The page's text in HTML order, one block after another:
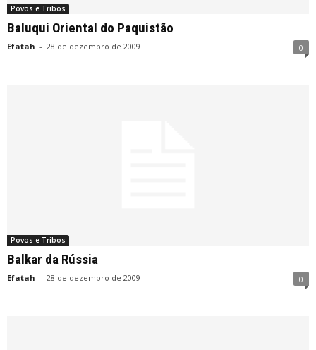
Povos e Tribos
Baluqui Oriental do Paquistão
Efatah - 28 de dezembro de 2009 0
Povos e Tribos
Balkar da Rússia
Efatah - 28 de dezembro de 2009 0